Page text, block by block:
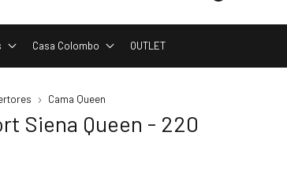
Casa Colombo OUTLET
Cama Queen
Siena Queen - 220